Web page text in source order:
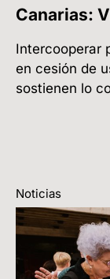
Canarias:
Intercooperar
en cesión de
sostienen lo
Noticias